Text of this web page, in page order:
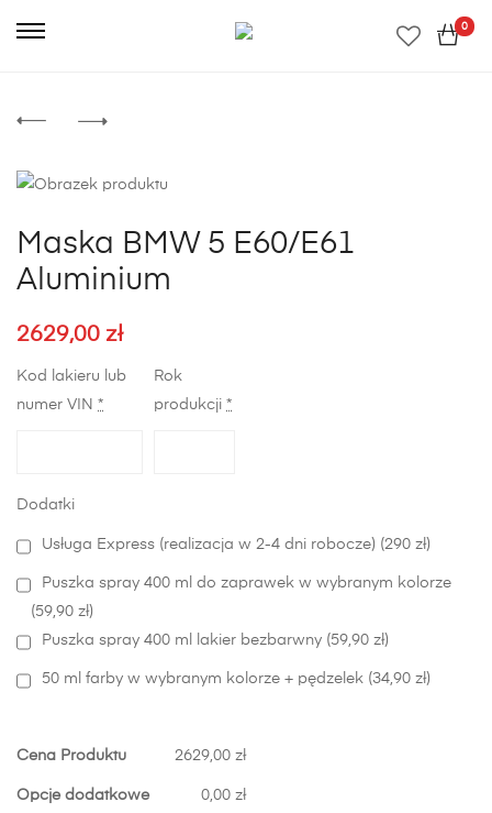
0
Maska BMW 5 E60/E61
Aluminium
2629,00 zł
Kod lakieru lub
numer VIN *
Rok
produkcji *
Dodatki
Usługa Express (realizacja w 2-4 dni robocze) (290 zł)
Puszka spray 400 ml do zaprawek w wybranym kolorze
(59,90 zł)
Puszka spray 400 ml lakier bezbarwny (59,90 zł)
50 ml farby w wybranym kolorze + pędzelek (34,90 zł)
Cena Produktu 2629,00 zł
Opcje dodatkowe 0,00 zł